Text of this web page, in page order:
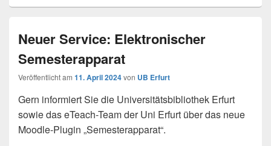
Neuer Service: Elektronischer
Semesterapparat
Veröffentlicht am 11. April 2024von UB Erfurt
Gern informiert Sie die Universitätsbibliothek Erfurt
sowie das eTeach-Team der Uni Erfurt über das neue
Moodle-Plugin „Semesterapparat“.